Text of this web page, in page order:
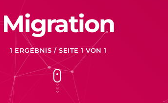
Migration
1 ERGEBNIS / SEITE 1 VON 1